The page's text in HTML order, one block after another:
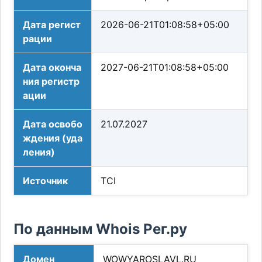
Дата регист
рации
2026-06-21T01:08:58+05:00
Дата оконча
ния регистр
ации
2027-06-21T01:08:58+05:00
Дата освобо
ждения (уда
ления)
21.07.2027
Источник TCI
По данным Whois Рег.ру
Домен WOWYAROSLAVL.RU